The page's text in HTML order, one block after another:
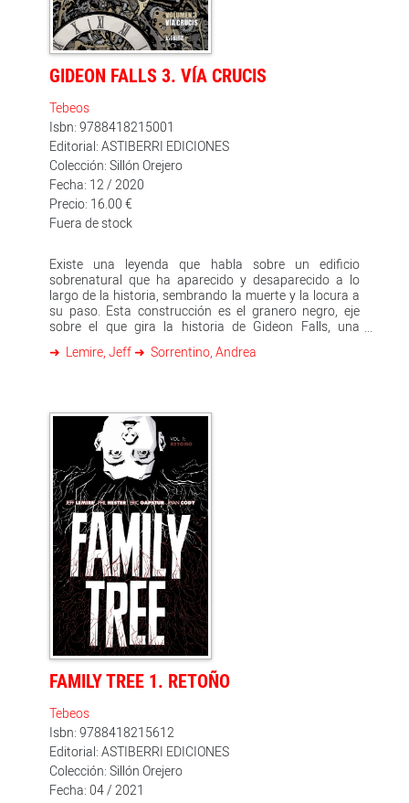
GIDEON FALLS 3. VÍA CRUCIS
Tebeos
Isbn: 9788418215001
Editorial: ASTIBERRI EDICIONES
Colección: Sillón Orejero
Fecha: 12 / 2020
Precio: 16.00 €
Fuera de stock
Existe una leyenda que habla sobre un edificio
sobrenatural que ha aparecido y desaparecido a lo
largo de la historia, sembrando la muerte y la locura a
su paso. Esta construcción es el granero negro, eje
sobre el que gira la historia de Gideon Falls, una
indefinido del mapa y del tiempo. En este tercer tomo la
en el Gideon Falls de 1886. Un asesino que puede viajar
por el tiempo y por el espacio. Un asesino llamado...
¿Norton Sinclair? Jeff Lemire ('Black Hammer',
'Ascender', 'Essex County') y Andrea Sorrentino
mantienen la fuerza de esta obra de terror psicológico
compleja con una atmósfera inquietante, que se vuelve
frenética a medida que avanza la trama iniciando así
un viaje salvaje.
Lemire, Jeff Sorrentino, Andrea
FAMILY TREE 1. RETOÑO
Tebeos
Isbn: 9788418215612
Editorial: ASTIBERRI EDICIONES
Colección: Sillón Orejero
Fecha: 04 / 2021